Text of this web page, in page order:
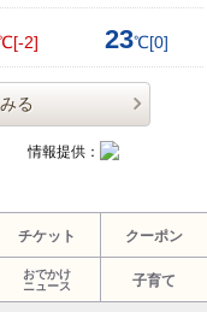
[-2] 23℃[0]
る
情報提供：
チケット クーポン
おでかけ
ニュース
子育て